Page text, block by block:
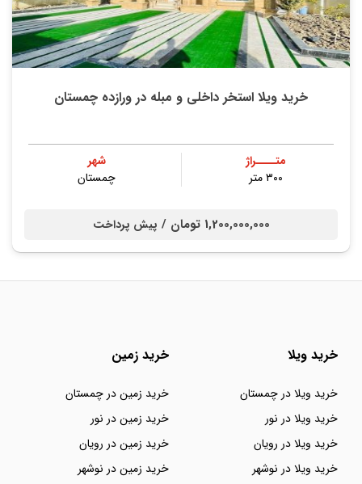
خرید ویلا استخر داخلی و مبله در ورازده چمستان
متــــراژ
۳۰۰ متر
شهر
چمستان
1,200,000,000 تومان / پیش پرداخت
خرید ویلا
خرید ویلا در چمستان
خرید ویلا در نور
خرید ویلا در رویان
خرید ویلا در نوشهر
خرید زمین
خرید زمین در چمستان
خرید زمین در نور
خرید زمین در رویان
خرید زمین در نوشهر